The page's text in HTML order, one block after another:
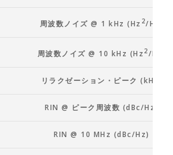
周波数ノイズ @ 1 kHz (Hz 2/Hz)
周波数ノイズ @ 10 kHz (Hz 2/Hz)
リラクゼーション・ピーク (kHz)
RIN @ ピーク周波数 (dBc/Hz)
RIN @ 10 MHz (dBc/Hz)